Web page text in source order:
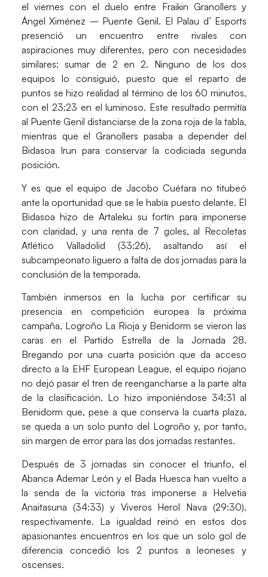
el viernes con el duelo entre Fraikin Granollers y
Ángel Ximénez – Puente Genil. El Palau d’ Esports
presenció un encuentro entre rivales con
aspiraciones muy diferentes, pero con necesidades
similares: sumar de 2 en 2. Ninguno de los dos
equipos lo consiguió, puesto que el reparto de
puntos se hizo realidad al término de los 60 minutos,
con el 23:23 en el luminoso. Este resultado permitía
al Puente Genil distanciarse de la zona roja de la tabla,
mientras que elGranollers pasaba a depender del
Bidasoa Irun para conservar la codiciada segunda
posición.
Y es que el equipo deJacobo Cuétara no titubeó
ante la oportunidad que se le había puesto delante. El
Bidasoa hizo deArtaleku su fortín para imponerse
con claridad, y una renta de 7 goles, al Recoletas
Atlético Valladolid (33:26), asaltando así el
subcampeonato liguero a falta de dos jornadas para la
conclusión de la temporada.
También inmersos en la lucha por certificar su
presencia en competición europea la próxima
campaña, Logroño La Rioja y Benidorm se vieron las
caras en el Partido Estrella de la Jornada 28.
Bregando por una cuarta posición que da acceso
directo a la EHF European League, el equipo riojano
no dejó pasar el tren de reengancharse a la parte alta
de la clasificación. Lo hizo imponiéndose 34:31 al
Benidorm que, pese a que conserva la cuarta plaza,
se queda a un solo punto del Logroño y, por tanto,
sin margen de error para las dos jornadas restantes.
Después de 3 jornadas sin conocer el triunfo, el
Abanca Ademar León y el Bada Huesca han vuelto a
la senda de la victoria tras imponerse a Helvetia
Anaitasuna (34:33) y Viveros Herol Nava (29:30),
respectivamente. La igualdad reinó en estos dos
apasionantes encuentros en los que un solo gol de
diferencia concedió los 2 puntos a leoneses y
oscenses.